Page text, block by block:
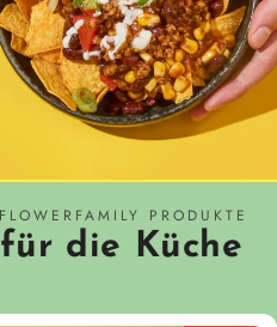
PRODUKTE
die Küche